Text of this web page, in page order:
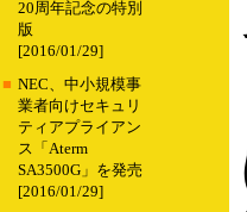
20周年記念の特別
版
[2016/01/29]
■ NEC、中小規模事
業者向けセキュリ
ティアプライアン
ス「Aterm
SA3500G」を発売
[2016/01/29]